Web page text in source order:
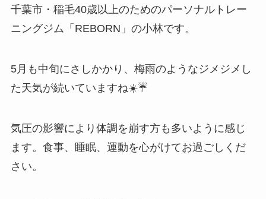
千葉市・稲毛40歳以上のためのパーソナルトレー
ニングジム「REBORN」の小林です。
5月も中旬にさしかかり、梅雨のようなジメジメし
た天気が続いていますね☀️☔️
気圧の影響により体調を崩す方も多いように感じ
ます。食事、睡眠、運動を心がけてお過ごしくだ
さい。